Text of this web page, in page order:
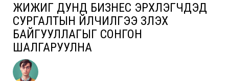
ЖИЖИГ ДУНД БИЗНЕС ЭРХЛЭГЧДЭД
СУРГАЛТЫН ҮЙЛЧИЛГЭЭ ҮЗҮҮЛЭХ
БАЙГУУЛЛАГЫГ СОНГОН
ШАЛГАРУУЛНА